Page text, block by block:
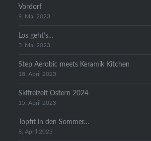
Vordorf
9. Mai 2023
Los geht’s…
3. Mai 2023
Step Aerobic meets Keramik Kitchen
18. April 2023
Skifreizeit Ostern 2024
15. April 2023
Topfit in den Sommer…
8. April 2023